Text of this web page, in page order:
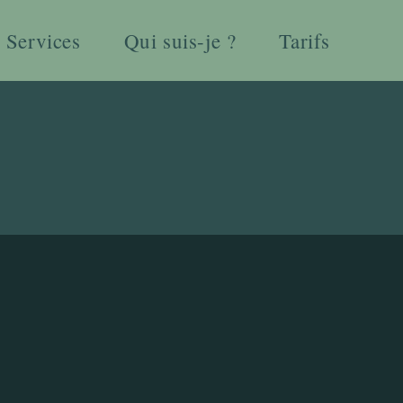
Services Qui suis-je ? Tarifs